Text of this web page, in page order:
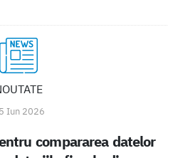
Iun 2026
compararea datelor